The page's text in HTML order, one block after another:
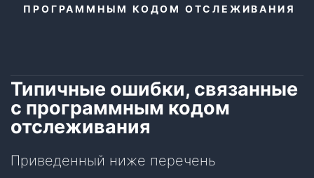
ПРОГРАММНЫМ КОДОМ ОТСЛЕЖИВАНИЯ
Типичные ошибки, связанные
с программным кодом
отслеживания
Приведенный ниже перечень